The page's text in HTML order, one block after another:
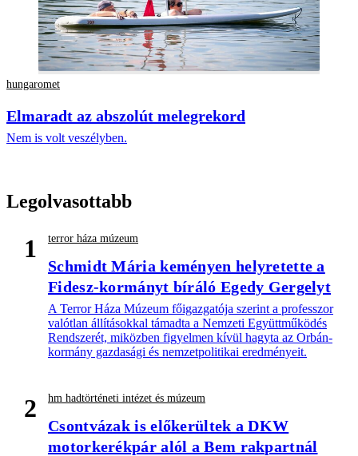
hungaromet
Elmaradt az abszolút melegrekord
Nem is volt veszélyben.
Legolvasottabb
1 terror háza múzeum
Schmidt Mária keményen helyretette a
Fidesz-kormányt bíráló Egedy Gergelyt
A Terror Háza Múzeum főigazgatója szerint a professzor
valótlan állításokkal támadta a Nemzeti Együttműködés
Rendszerét, miközben figyelmen kívül hagyta az Orbán-
kormány gazdasági és nemzetpolitikai eredményeit.
2 hm hadtörténeti intézet és múzeum
Csontvázak is előkerültek a DKW
motorkerékpár alól a Bem rakpartnál